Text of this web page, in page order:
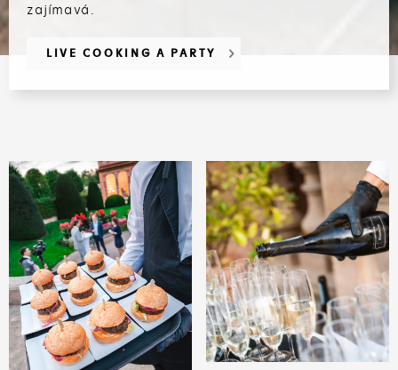
zajímavá.
LIVE COOKING A PARTY